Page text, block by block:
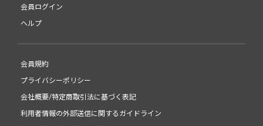
会員ログイン
ヘルプ
会員規約
プライバシーポリシー
会社概要/特定商取引法に基づく表記
利用者情報の外部送信に関するガイドライン